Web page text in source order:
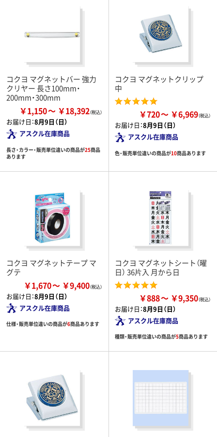
コクヨ マグネットバー 強力
クリヤー 長さ100mm・
200mm・300mm
￥1,150 ￥18,392
お届け日：8月9日（日）
アスクル在庫商品
長さ・カラー・販売単位違いの商品が25商品
あります
コクヨ マグネットクリップ
中
￥720 ￥6,969
お届け日：8月9日（日）
アスクル在庫商品
色・販売単位違いの商品が10商品あります
コクヨ マグネットテープ マ
グテ
￥1,670 ￥9,400
お届け日：8月9日（日）
アスクル在庫商品
仕様・販売単位違いの商品が6商品あります
コクヨ マグネットシート（曜
日） 36片入 月から日
￥888 ￥9,350
お届け日：8月9日（日）
アスクル在庫商品
種類・販売単位違いの商品が5商品あります